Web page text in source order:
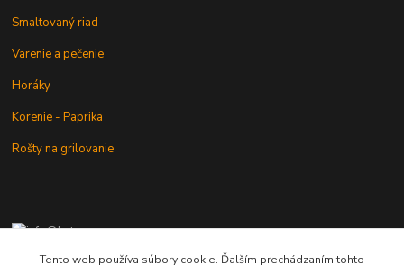
Smaltovaný riad
Varenie a pečenie
Horáky
Korenie - Paprika
Rošty na grilovanie
+421 902 212 007
od 8:00 - do 16:00 hod
Tento web používa súbory cookie. Ďalším prechádzaním tohto